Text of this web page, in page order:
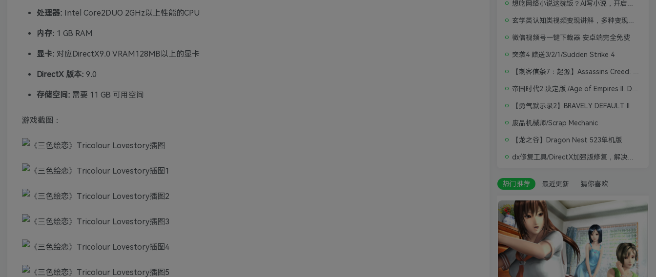
处理器: Intel Core2DUO 2GHz以上性能的CPU
内存: 1 GB RAM
显卡: 对应DirectX9.0 VRAM128MB以上的显卡
DirectX 版本: 9.0
存储空间: 需要 11 GB 可用空间
游戏截图：
微信视频号一键下载器 安卓端完全免费
突袭4 赠送3/2/1/Sudden Strike 4
【勇气默示录2】BRAVELY DEFAULT II
废品机械师/Scrap Mechanic
【龙之谷】Dragon Nest 523单机版
热门推荐 最近更新 猜你喜欢